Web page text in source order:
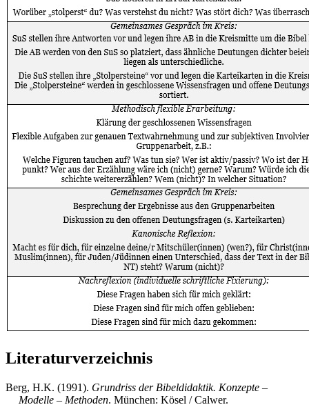
Literaturverzeichnis
Berg, H.K. (1991). Grundriss der Bibeldidaktik. Konzepte –
Modelle – Methoden. München: Kösel / Calwer.